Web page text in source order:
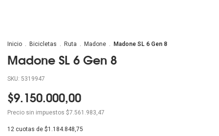
Inicio . Bicicletas . Ruta . Madone . Madone SL 6 Gen 8
Madone SL 6 Gen 8
SKU: 5319947
$9.150.000,00
Precio sin impuestos $7.561.983,47
12 cuotas de $1.184.848,75